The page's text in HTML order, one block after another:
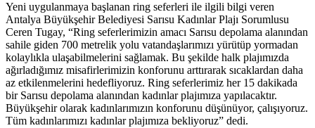
Yeni uygulanmaya başlanan ring seferleri ile ilgili bilgi veren
Antalya Büyükşehir Belediyesi Sarısu Kadınlar Plajı Sorumlusu
Ceren Tugay, “Ring seferlerimizin amacı Sarısu depolama alanından
sahile giden 700 metrelik yolu vatandaşlarımızı yürütüp yormadan
kolaylıkla ulaşabilmelerini sağlamak. Bu şekilde halk plajımızda
ağırladığımız misafirlerimizin konforunu arttırarak sıcaklardan daha
az etkilenmelerini hedefliyoruz. Ring seferlerimiz her 15 dakikada
bir Sarısu depolama alanından kadınlar plajımıza yapılacaktır.
Büyükşehir olarak kadınlarımızın konforunu düşünüyor, çalışıyoruz.
Tüm kadınlarımızı kadınlar plajımıza bekliyoruz” dedi.